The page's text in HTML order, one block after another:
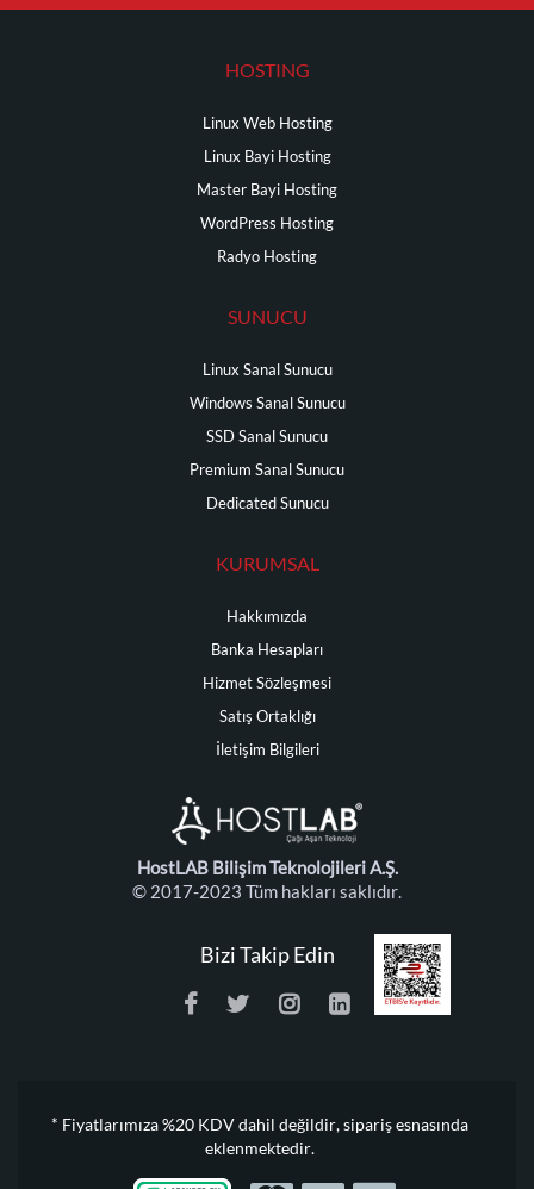
HOSTING
Linux Web Hosting
Linux Bayi Hosting
Master Bayi Hosting
WordPress Hosting
Radyo Hosting
SUNUCU
Linux Sanal Sunucu
Windows Sanal Sunucu
SSD Sanal Sunucu
Premium Sanal Sunucu
Dedicated Sunucu
KURUMSAL
Hakkımızda
Banka Hesapları
Hizmet Sözleşmesi
Satış Ortaklığı
İletişim Bilgileri
HostLAB Bilişim Teknolojileri A.Ş.
© 2017-2023 Tüm hakları saklıdır.
Bizi Takip Edin
* Fiyatlarımıza %20 KDV dahil değildir, sipariş esnasında
eklenmektedir.